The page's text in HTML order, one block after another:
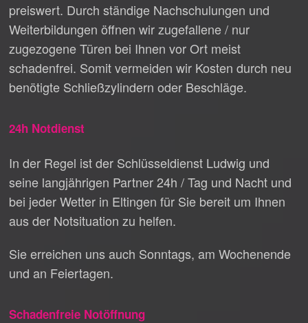
preiswert. Durch ständige Nachschulungen und
Weiterbildungen öffnen wir zugefallene / nur
zugezogene Türen bei Ihnen vor Ort meist
schadenfrei. Somit vermeiden wir Kosten durch neu
benötigte Schließzylindern oder Beschläge.
24h Notdienst
In der Regel ist der Schlüsseldienst Ludwig und
seine langjährigen Partner 24h / Tag und Nacht und
bei jeder Wetter in Eltingen für Sie bereit um Ihnen
aus der Notsituation zu helfen.
Sie erreichen uns auch Sonntags, am Wochenende
und an Feiertagen.
Schadenfreie Notöffnung